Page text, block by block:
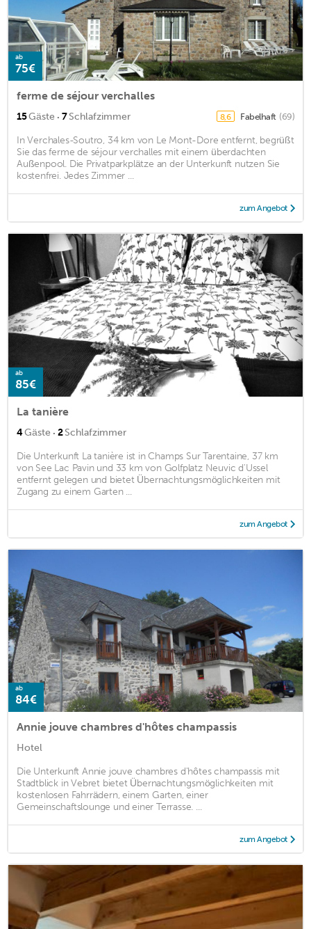
ab
75€
ferme de séjour verchalles
15Gäste · 7Schlafzimmer 8,6 Fabelhaft (69)
In Verchales-Soutro, 34 km von Le Mont-Dore entfernt, begrüßt
Sie das ferme de séjour verchalles mit einem überdachten
Außenpool. Die Privatparkplätze an der Unterkunft nutzen Sie
kostenfrei. Jedes Zimmer ...
zum Angebot
ab
85€
La tanière
4Gäste · 2Schlafzimmer
Die Unterkunft La tanière ist in Champs Sur Tarentaine, 37 km
von See Lac Pavin und 33 km von Golfplatz Neuvic d'Ussel
entfernt gelegen und bietet Übernachtungsmöglichkeiten mit
Zugang zu einem Garten ...
zum Angebot
ab
84€
Annie jouve chambres d'hôtes champassis
Hotel
Die Unterkunft Annie jouve chambres d'hôtes champassis mit
Stadtblick in Vebret bietet Übernachtungsmöglichkeiten mit
kostenlosen Fahrrädern, einem Garten, einer
Gemeinschaftslounge und einer Terrasse. ...
zum Angebot